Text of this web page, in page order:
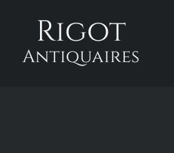
contenu